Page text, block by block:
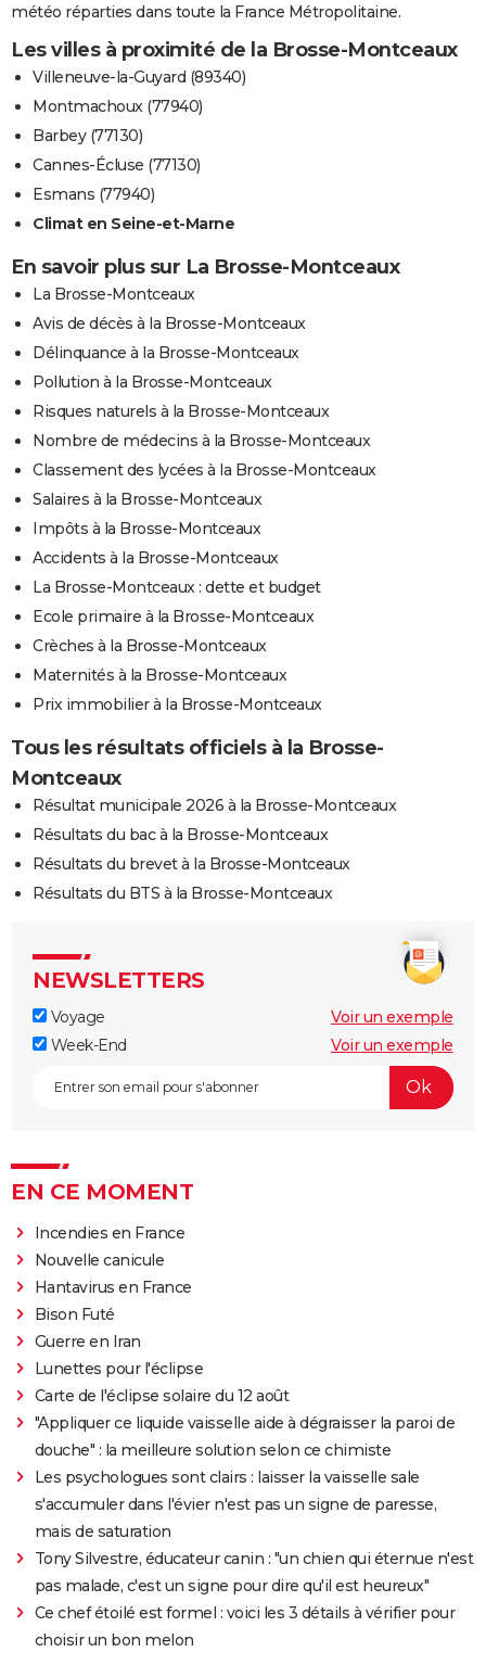
météo réparties dans toute la France Métropolitaine.
Les villes à proximité de la Brosse-Montceaux
Villeneuve-la-Guyard (89340)
Montmachoux (77940)
Barbey (77130)
Cannes-Écluse (77130)
Esmans (77940)
Climat en Seine-et-Marne
En savoir plus sur La Brosse-Montceaux
La Brosse-Montceaux
Avis de décès à la Brosse-Montceaux
Délinquance à la Brosse-Montceaux
Pollution à la Brosse-Montceaux
Risques naturels à la Brosse-Montceaux
Nombre de médecins à la Brosse-Montceaux
Classement des lycées à la Brosse-Montceaux
Salaires à la Brosse-Montceaux
Impôts à la Brosse-Montceaux
Accidents à la Brosse-Montceaux
La Brosse-Montceaux : dette et budget
Ecole primaire à la Brosse-Montceaux
Crèches à la Brosse-Montceaux
Maternités à la Brosse-Montceaux
Prix immobilier à la Brosse-Montceaux
Tous les résultats officiels à la Brosse-
Montceaux
Résultat municipale 2026 à la Brosse-Montceaux
Résultats du bac à la Brosse-Montceaux
Résultats du brevet à la Brosse-Montceaux
Résultats du BTS à la Brosse-Montceaux
NEWSLETTERS
Voyage
Voir un exemple
Week-End
Voir un exemple
EN CE MOMENT
Incendies en France
Nouvelle canicule
Hantavirus en France
Bison Futé
Guerre en Iran
Lunettes pour l'éclipse
Carte de l'éclipse solaire du 12 août
"Appliquer ce liquide vaisselle aide à dégraisser la paroi de
douche" : la meilleure solution selon ce chimiste
Les psychologues sont clairs : laisser la vaisselle sale
s'accumuler dans l'évier n'est pas un signe de paresse,
mais de saturation
Tony Silvestre, éducateur canin : "un chien qui éternue n'est
pas malade, c'est un signe pour dire qu'il est heureux"
Ce chef étoilé est formel : voici les 3 détails à vérifier pour
choisir un bon melon